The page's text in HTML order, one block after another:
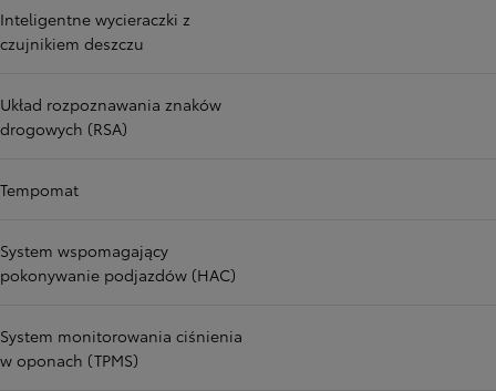
Inteligentne wycieraczki z
czujnikiem deszczu
Układ rozpoznawania znaków
drogowych (RSA)
Tempomat
System wspomagający
pokonywanie podjazdów (HAC)
System monitorowania ciśnienia
w oponach (TPMS)